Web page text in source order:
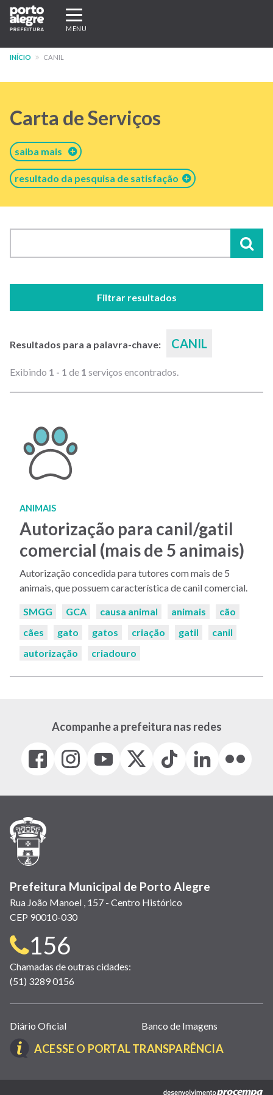
Pular
para
conteúdo
Expandir/recolher
navegação
MENU
INÍCIO CANIL
Carta de Serviços
saiba mais
resultado da pesquisa de satisfação
Filtrar resultados
Resultados para a palavra-chave: CANIL
Exibindo 1 - 1 de 1 serviços encontrados.
ANIMAIS
Autorização para canil/gatil
comercial (mais de 5 animais)
Autorização concedida para tutores com mais de 5
animais, que possuem característica de canil comercial.
Palavras-
SMGG GCA causa animal animais
cão
cães
gato gatos criação gatil
canil
autorização
criadouro
Acompanhe a prefeitura nas redes
Facebook
(link
em
janela)
Instagram
(link
em
(link
em
(Antigo
(link
Tiktok
(link
em
LinkedIn
(link
em
(link
em
Prefeitura Municipal de Porto Alegre
Rua João Manoel , 157 - Centro Histórico
CEP 90010-030
Telefone
para
contato:
156
Chamadas de outras cidades:
(51) 3289 0156
Links
úteis
(abrem
nova
Diário Oficial Banco de Imagens
ACESSE O PORTAL TRANSPARÊNCIA(LINK
EM